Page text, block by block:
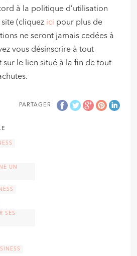
à la politique d’utilisation
(cliquez ici pour plus de
ne seront jamais cedées à
vous désinscrire à tout
sur le lien situé à la fin de tout
PARTAGER
UN
SES